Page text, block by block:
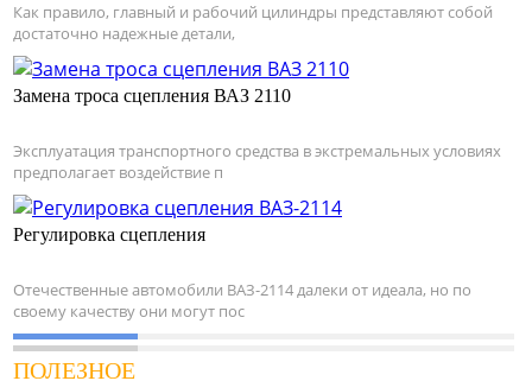
Как правило, главный и рабочий цилиндры представляют собой
достаточно надежные детали,
Замена троса сцепления ВАЗ 2110
Эксплуатация транспортного средства в экстремальных условиях
предполагает воздействие п
Регулировка сцепления
Отечественные автомобили ВАЗ-2114 далеки от идеала, но по
своему качеству они могут пос
ПОЛЕЗНОЕ